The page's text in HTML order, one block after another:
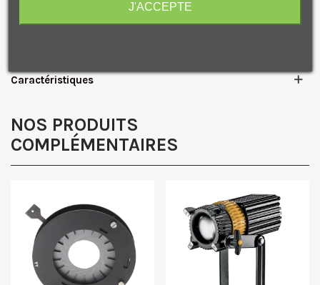
Note : Cette version nécessite l'achat d'un bloc
Caractéristiques
NOS PRODUITS
COMPLÉMENTAIRES
J'ACCEPTE
J'accepte de recevoir des SMS de la part de la marque.